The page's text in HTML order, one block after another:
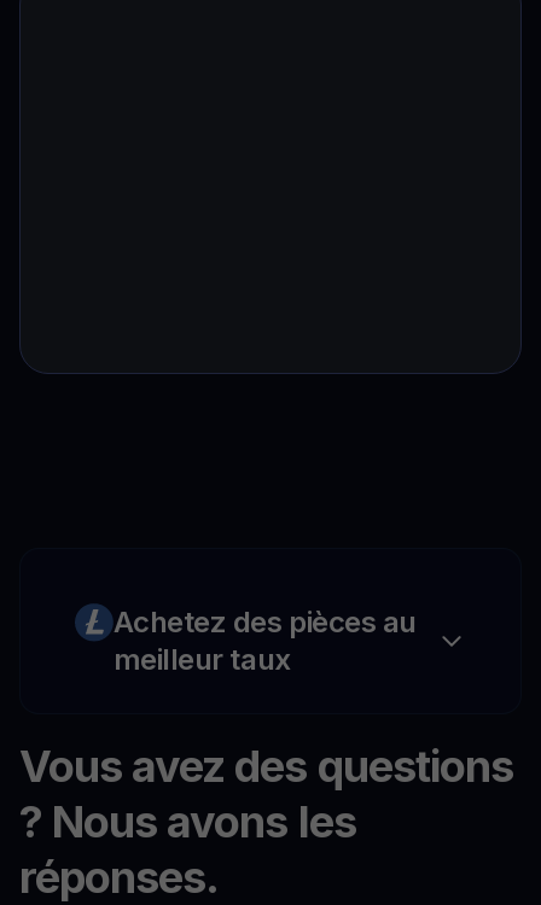
Achetez des pièces au
meilleur taux
Vous avez des questions
? Nous avons les
réponses.